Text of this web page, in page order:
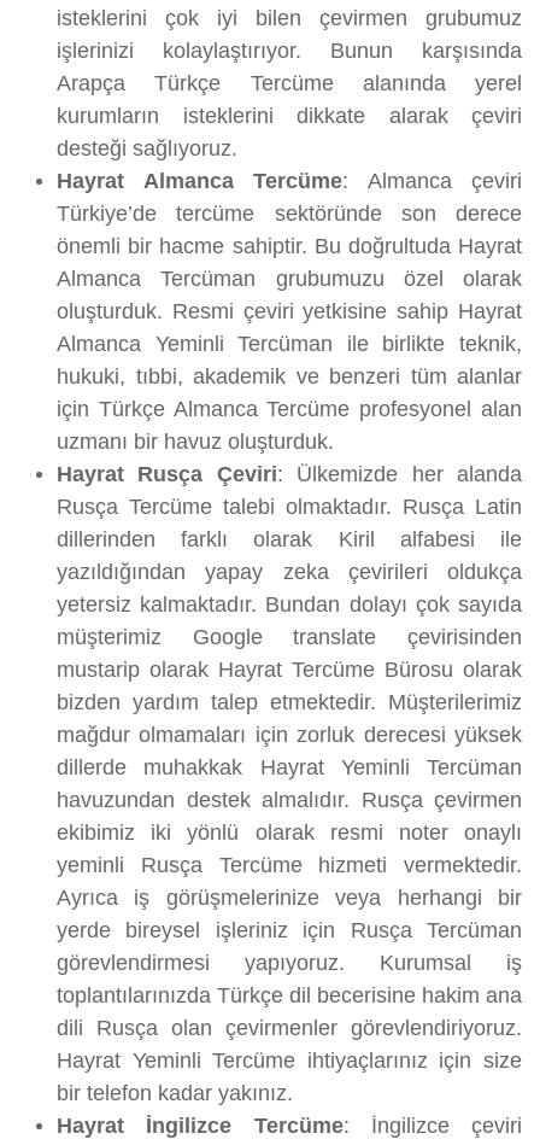
isteklerini çok iyi bilen çevirmen grubumuz
işlerinizi kolaylaştırıyor. Bunun karşısında
Arapça Türkçe Tercüme alanında yerel
kurumların isteklerini dikkate alarak çeviri
desteği sağlıyoruz.
Hayrat Almanca Tercüme: Almanca çeviri
Türkiye’de tercüme sektöründe son derece
önemli bir hacme sahiptir. Bu doğrultuda Hayrat
Almanca Tercüman grubumuzu özel olarak
oluşturduk. Resmi çeviri yetkisine sahip Hayrat
Almanca Yeminli Tercüman ile birlikte teknik,
hukuki, tıbbi, akademik ve benzeri tüm alanlar
için Türkçe Almanca Tercüme profesyonel alan
uzmanı bir havuz oluşturduk.
Hayrat Rusça Çeviri: Ülkemizde her alanda
Rusça Tercüme talebi olmaktadır. Rusça Latin
dillerinden farklı olarak Kiril alfabesi ile
yazıldığından yapay zeka çevirileri oldukça
yetersiz kalmaktadır. Bundan dolayı çok sayıda
müşterimiz Google translate çevirisinden
mustarip olarak Hayrat Tercüme Bürosu olarak
bizden yardım talep etmektedir. Müşterilerimiz
mağdur olmamaları için zorluk derecesi yüksek
dillerde muhakkak Hayrat Yeminli Tercüman
havuzundan destek almalıdır. Rusça çevirmen
ekibimiz iki yönlü olarak resmi noter onaylı
yeminli Rusça Tercüme hizmeti vermektedir.
Ayrıca iş görüşmelerinize veya herhangi bir
yerde bireysel işleriniz için Rusça Tercüman
görevlendirmesi yapıyoruz. Kurumsal iş
toplantılarınızda Türkçe dil becerisine hakim ana
dili Rusça olan çevirmenler görevlendiriyoruz.
Hayrat Yeminli Tercüme ihtiyaçlarınız için size
bir telefon kadar yakınız.
Hayrat İngilizce Tercüme: İngilizce çeviri